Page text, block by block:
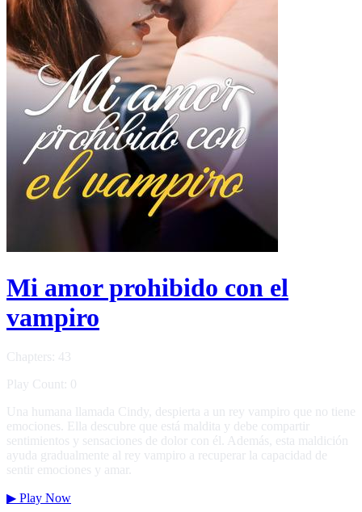
Mi amor prohibido con el
vampiro
Chapters: 43
Play Count: 0
Una humana llamada Cindy, despierta a un rey vampiro que no tiene
emociones. Ella descubre que está maldita y debe compartir
sentimientos y sensaciones de dolor con él. Además, esta maldición
ayuda gradualmente al rey vampiro a recuperar la capacidad de
sentir emociones y amar.
▶ Play Now